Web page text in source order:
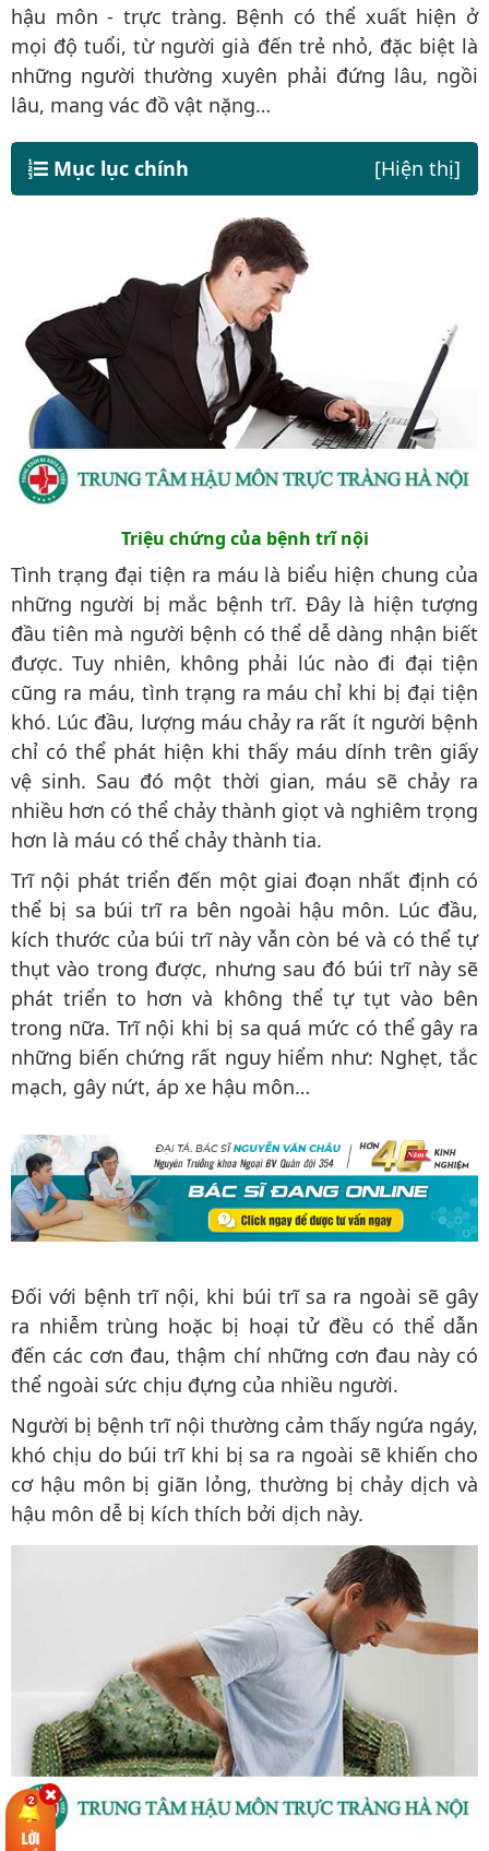
hậu môn - trực tràng. Bệnh có thể xuất hiện ở
mọi độ tuổi, từ người già đến trẻ nhỏ, đặc biệt là
những người thường xuyên phải đứng lâu, ngồi
lâu, mang vác đồ vật nặng…
Mục lục chính [Hiện thị]
Triệu chứng của bệnh trĩ nội
Tình trạng đại tiện ra máu là biểu hiện chung của
những người bị mắc bệnh trĩ. Đây là hiện tượng
đầu tiên mà người bệnh có thể dễ dàng nhận biết
được. Tuy nhiên, không phải lúc nào đi đại tiện
cũng ra máu, tình trạng ra máu chỉ khi bị đại tiện
khó. Lúc đầu, lượng máu chảy ra rất ít người bệnh
chỉ có thể phát hiện khi thấy máu dính trên giấy
vệ sinh. Sau đó một thời gian, máu sẽ chảy ra
nhiều hơn có thể chảy thành giọt và nghiêm trọng
hơn là máu có thể chảy thành tia.
Trĩ nội phát triển đến một giai đoạn nhất định có
thể bị sa búi trĩ ra bên ngoài hậu môn. Lúc đầu,
kích thước của búi trĩ này vẫn còn bé và có thể tự
thụt vào trong được, nhưng sau đó búi trĩ này sẽ
phát triển to hơn và không thể tự tụt vào bên
trong nữa. Trĩ nội khi bị sa quá mức có thể gây ra
những biến chứng rất nguy hiểm như: Nghẹt, tắc
mạch, gây nứt, áp xe hậu môn…
Đối với bệnh trĩ nội, khi búi trĩ sa ra ngoài sẽ gây
ra nhiễm trùng hoặc bị hoại tử đều có thể dẫn
đến các cơn đau, thậm chí những cơn đau này có
thể ngoài sức chịu đựng của nhiều người.
Người bị bệnh trĩ nội thường cảm thấy ngứa ngáy,
khó chịu do búi trĩ khi bị sa ra ngoài sẽ khiến cho
cơ hậu môn bị giãn lỏng, thường bị chảy dịch và
hậu môn dễ bị kích thích bởi dịch này.